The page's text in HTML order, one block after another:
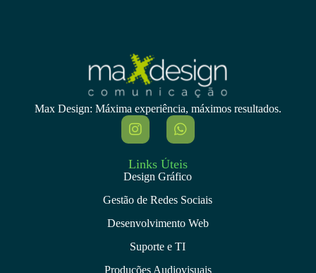
Max Design: Máxima experiência, máximos resultados.
Links Úteis
Design Gráfico
Gestão de Redes Sociais
Desenvolvimento Web
Suporte e TI
Produções Audiovisuais